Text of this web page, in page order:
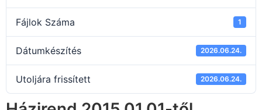
Fájlok Száma 1
Dátumkészítés 2026.06.24.
Utoljára frissített 2026.06.24.